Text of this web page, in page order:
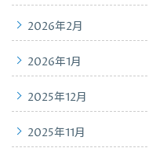
2026年2月
2026年1月
2025年12月
2025年11月